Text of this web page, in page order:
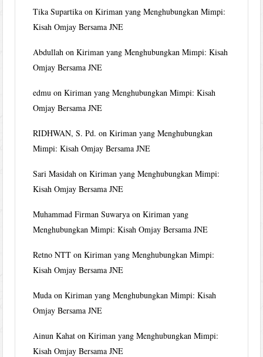
Tika Supartika onKiriman yang Menghubungkan Mimpi:
Kisah Omjay Bersama JNE
Abdullah onKiriman yang Menghubungkan Mimpi: Kisah
Omjay Bersama JNE
edmu onKiriman yang Menghubungkan Mimpi: Kisah
Omjay Bersama JNE
RIDHWAN, S. Pd. onKiriman yang Menghubungkan
Mimpi: Kisah Omjay Bersama JNE
Sari Masidah onKiriman yang Menghubungkan Mimpi:
Kisah Omjay Bersama JNE
Muhammad Firman Suwarya onKiriman yang
Menghubungkan Mimpi: Kisah Omjay Bersama JNE
Retno NTT onKiriman yang Menghubungkan Mimpi:
Kisah Omjay Bersama JNE
Muda onKiriman yang Menghubungkan Mimpi: Kisah
Omjay Bersama JNE
Ainun Kahat onKiriman yang Menghubungkan Mimpi:
Kisah Omjay Bersama JNE